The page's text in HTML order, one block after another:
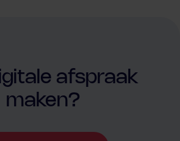
afspraak
maken?